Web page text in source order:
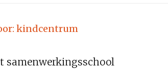
kindcentrum
samenwerkingsschool